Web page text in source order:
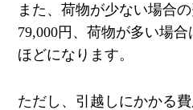
また、荷物が少ない場合
79,000円、荷物が多い場合
ほどになります。
ただし、引越しにかかる